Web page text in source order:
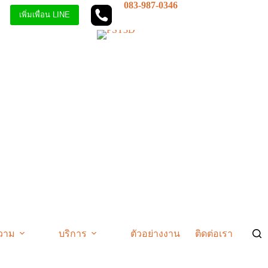
เพิ่มเพื่อน LINE
083-987-0346
าม บริการ ตัวอย่างงาน ติดต่อเรา